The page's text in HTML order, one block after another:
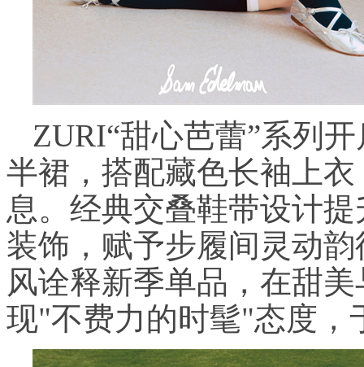
ZURI“甜心芭蕾”系列
半裙，搭配藏色长袖上
息。经典交叠鞋带设计
装饰，赋予步履间灵动
风诠释新季单品，在甜
现"不费力的时髦"态度，